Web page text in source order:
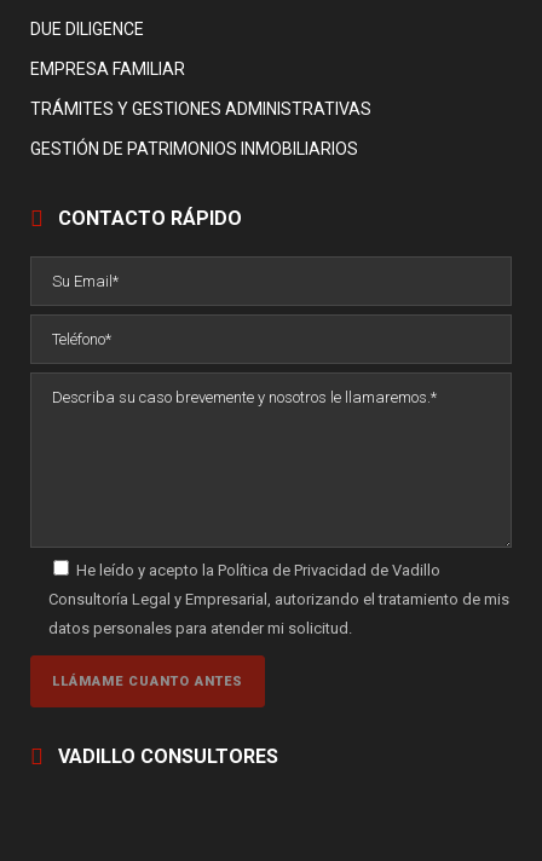
DUE DILIGENCE
EMPRESA FAMILIAR
TRÁMITES Y GESTIONES ADMINISTRATIVAS
GESTIÓN DE PATRIMONIOS INMOBILIARIOS
CONTACTO RÁPIDO
He leído y acepto la Política de Privacidad de Vadillo
Consultoría Legal y Empresarial, autorizando el tratamiento de mis
datos personales para atender mi solicitud.
VADILLO CONSULTORES